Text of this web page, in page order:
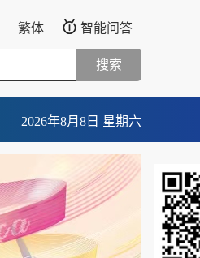
繁体 智能问答
搜索
2026年8月8日 星期六